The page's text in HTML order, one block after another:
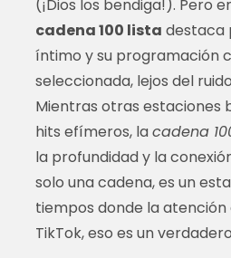
(¡Dios los bendiga!). Pero
cadena 100 lista destaca
íntimo y su programación
seleccionada, lejos del
Mientras otras estaciones
hits efímeros, lacadena
la profundidad y la
solo una cadena, es un
tiempos donde la atención
TikTok, eso es un